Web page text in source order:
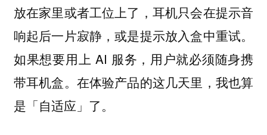
放在家里或者工位上了，耳机只会在提示音
响起后一片寂静，或是提示放入盒中重试。
如果想要用上 AI 服务，用户就必须随身携
带耳机盒。在体验产品的这几天里，我也算
是「自适应」了。